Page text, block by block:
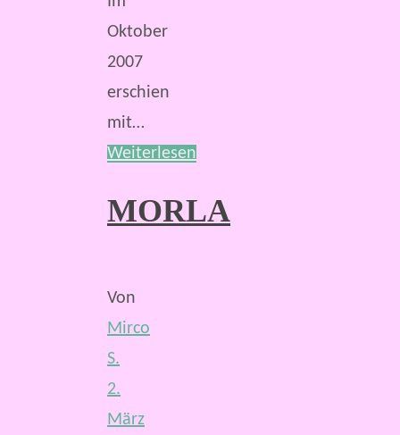
Oktober
2007
erschien
mit…
Weiterlesen
MORLA
Von
Mirco
S.
2.
März